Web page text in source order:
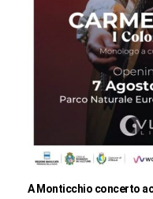
A Monticchio concerto